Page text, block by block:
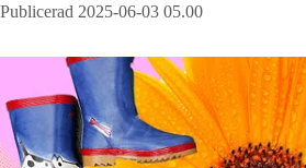
Publicerad 2025-06-03 05.00